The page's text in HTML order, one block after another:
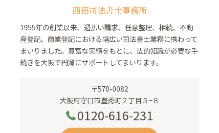
西田司法書士事務所
1955年の創業以来、過払い請求、任意整理、相続、不動
産登記、商業登記における幅広い司法書士業務に携わって
まいりました。豊富な実績をもとに、法的知識が必要な手
続きを大阪で円滑にサポートしてまいります。
〒570-0082
大阪府守口市豊秀町２丁目５−８
0120-616-231